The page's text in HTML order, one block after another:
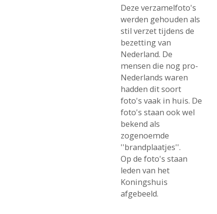
Deze verzamelfoto's
werden gehouden als
stil verzet tijdens de
bezetting van
Nederland. De
mensen die nog pro-
Nederlands waren
hadden dit soort
foto's vaak in huis. De
foto's staan ook wel
bekend als
zogenoemde
''brandplaatjes''.
Op de foto's staan
leden van het
Koningshuis
afgebeeld.